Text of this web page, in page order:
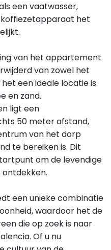
een vaatwasser,
het
van het appartement
van zowel het
een ideale locatie is
en zand.
ligt een
50 meter afstand,
van het dorp
te bereiken is. Dit
om de levendige
een unieke combinatie
waardoor het de
die op zoek is naar
Of u nu